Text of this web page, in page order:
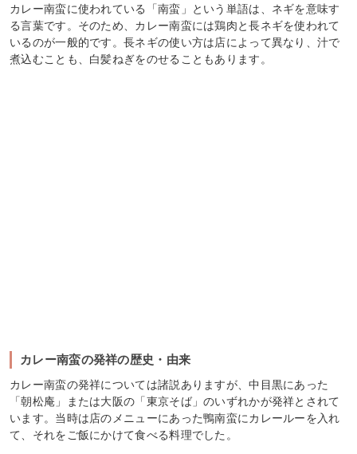
カレー南蛮に使われている「南蛮」という単語は、ネギを意味す
る言葉です。そのため、カレー南蛮には鶏肉と長ネギを使われて
いるのが一般的です。長ネギの使い方は店によって異なり、汁で
煮込むことも、白髪ねぎをのせることもあります。
カレー南蛮の発祥の歴史・由来
カレー南蛮の発祥については諸説ありますが、中目黒にあった
「朝松庵」または大阪の「東京そば」のいずれかが発祥とされて
います。当時は店のメニューにあった鴨南蛮にカレールーを入れ
て、それをご飯にかけて食べる料理でした。